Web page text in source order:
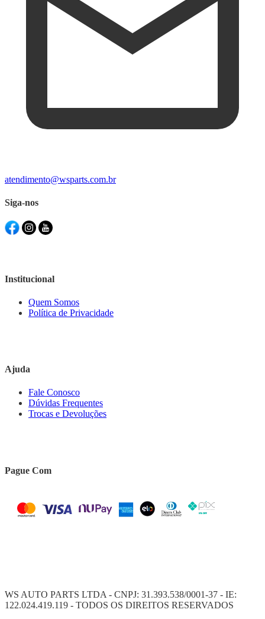
atendimento@wsparts.com.br
Siga-nos
Institucional
Quem Somos
Política de Privacidade
Ajuda
Fale Conosco
Dúvidas Frequentes
Trocas e Devoluções
Pague Com
WS AUTO PARTS LTDA - CNPJ: 31.393.538/0001-37 - IE:
122.024.419.119 - TODOS OS DIREITOS RESERVADOS